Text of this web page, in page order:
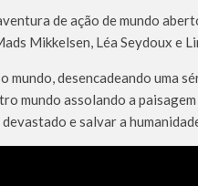
de ação de mundo
Mikkelsen, Léa Seydoux e
desencadeando uma
mundo assolando a paisagem
e salvar a